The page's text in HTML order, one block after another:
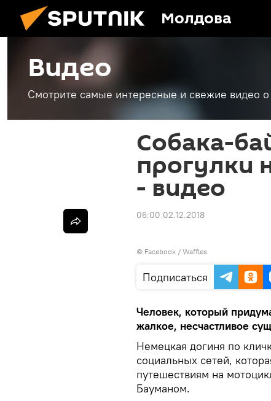
Молдова
Видео
Смотрите самые интересные и свежие видео
Собака-
прогулки
- видео
06:00 02.12.2018
© Facebook / Waffles
Подписаться
Человек, который
жалкое, несчастливое
Немецкая догиня по
социальных сетей,
путешествиям на
Бауманом.